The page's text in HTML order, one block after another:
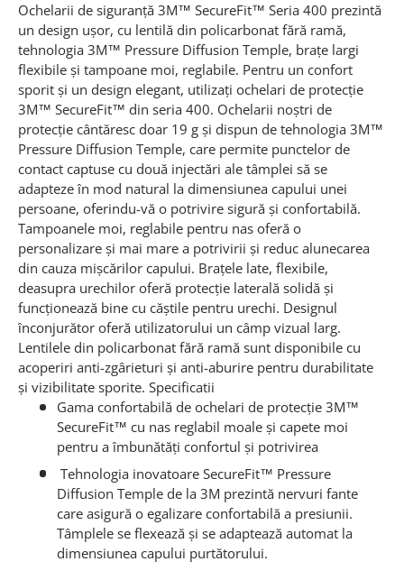
Ochelarii de siguranță 3M™ SecureFit™ Seria 400 prezintă
un design ușor, cu lentilă din policarbonat fără ramă,
tehnologia 3M™ Pressure Diffusion Temple, brațe largi
flexibile și tampoane moi, reglabile. Pentru un confort
sporit și un design elegant, utilizați ochelari de protecție
3M™ SecureFit™ din seria 400. Ochelarii noștri de
protecție cântăresc doar 19 g și dispun de tehnologia 3M™
Pressure Diffusion Temple, care permite punctelor de
contact captuse cu două injectări ale tâmplei să se
adapteze în mod natural la dimensiunea capului unei
persoane, oferindu-vă o potrivire sigură și confortabilă.
Tampoanele moi, reglabile pentru nas oferă o
personalizare și mai mare a potrivirii și reduc alunecarea
din cauza mișcărilor capului. Brațele late, flexibile,
deasupra urechilor oferă protecție laterală solidă și
funcționează bine cu căștile pentru urechi. Designul
înconjurător oferă utilizatorului un câmp vizual larg.
Lentilele din policarbonat fără ramă sunt disponibile cu
acoperiri anti-zgârieturi și anti-aburire pentru durabilitate
și vizibilitate sporite. Specificatii
Gama confortabilă de ochelari de protecție 3M™
SecureFit™ cu nas reglabil moale și capete moi
pentru a îmbunătăți confortul și potrivirea
Tehnologia inovatoare SecureFit™ Pressure
Diffusion Temple de la 3M prezintă nervuri fante
care asigură o egalizare confortabilă a presiunii.
Tâmplele se flexează și se adaptează automat la
dimensiunea capului purtătorului.